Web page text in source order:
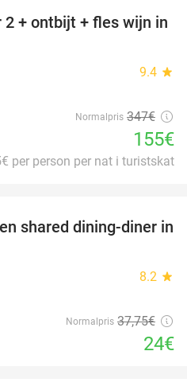
55%
+ ontbijt + fles wijn in
9.4 star
Normalpris 347€
155€
per person per nat i turistskat
36%
shared dining-diner in
8.2 star
Normalpris 37,75€
24€